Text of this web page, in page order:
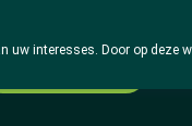
interesses. Door op deze